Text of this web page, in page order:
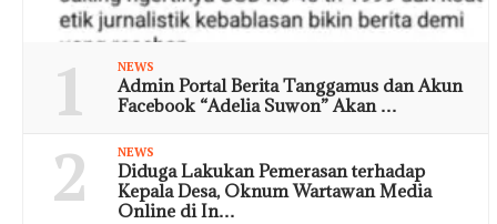
1 NEWS
Admin Portal Berita Tanggamus dan Akun
Facebook “Adelia Suwon” Akan …
2 NEWS
Diduga Lakukan Pemerasan terhadap
Kepala Desa, Oknum Wartawan Media
Online di In…